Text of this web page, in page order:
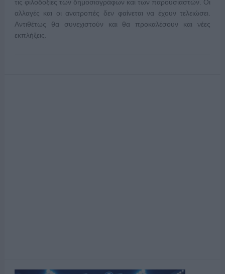
τις φιλοδοξίες των δημοσιογράφων και των παρουσιαστών. Οι
αλλαγές και οι ανατροπές δεν φαίνεται να έχουν τελειώσει.
Αντιθέτως θα συνεχιστούν και θα προκαλέσουν και νέες
εκπλήξεις.